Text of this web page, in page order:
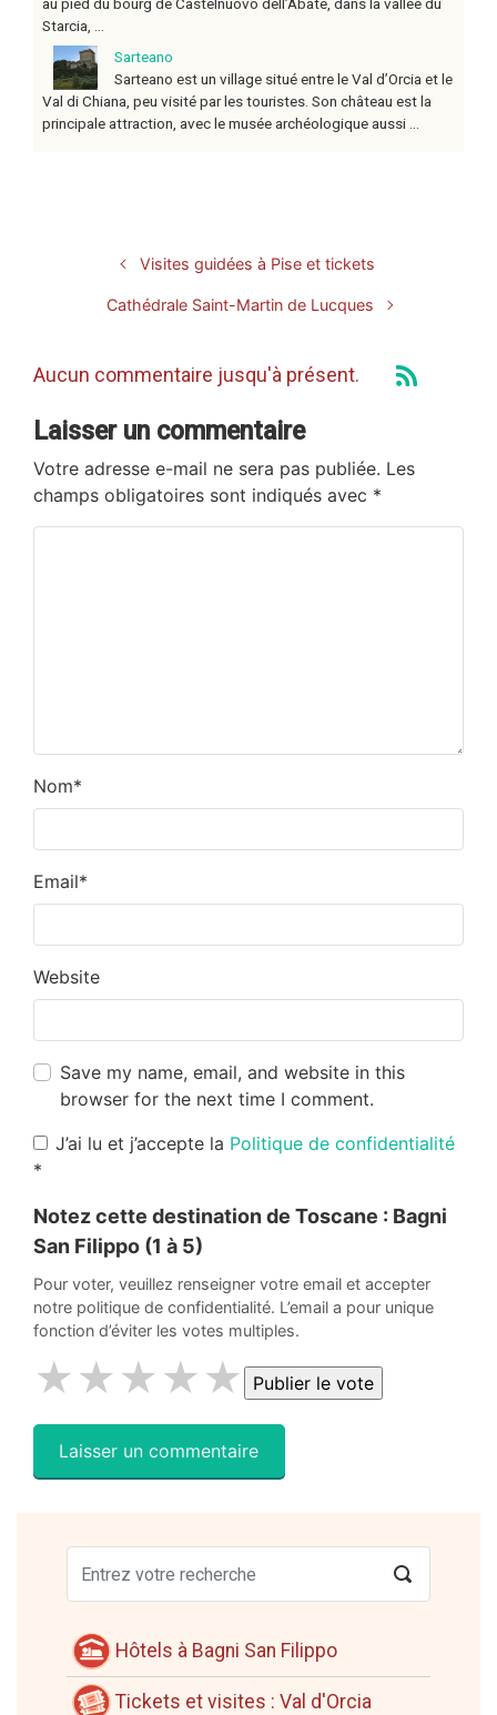
Starcia, ...
Sarteano
Sarteano est un village situé entre le Val d’Orcia et le
Val di Chiana, peu visité par les touristes. Son château est la
principale attraction, avec le musée archéologique aussi ...
Visites guidées à Pise et tickets
Cathédrale Saint-Martin de Lucques
Aucun commentaire jusqu'à présent.
Laisser un commentaire
Votre adresse e-mail ne sera pas publiée. Les
champs obligatoires sont indiqués avec *
Nom*
Email*
Website
Save my name, email, and website in this
browser for the next time I comment.
J’ai lu et j’accepte la Politique de confidentialité
*
Notez cette destination de Toscane : Bagni
San Filippo (1 à 5)
Pour voter, veuillez renseigner votre email et accepter
notre politique de confidentialité. L’email a pour unique
fonction d’éviter les votes multiples.
★
★
★
★
★
Hôtels à Bagni San Filippo
Tickets et visites : Val d'Orcia